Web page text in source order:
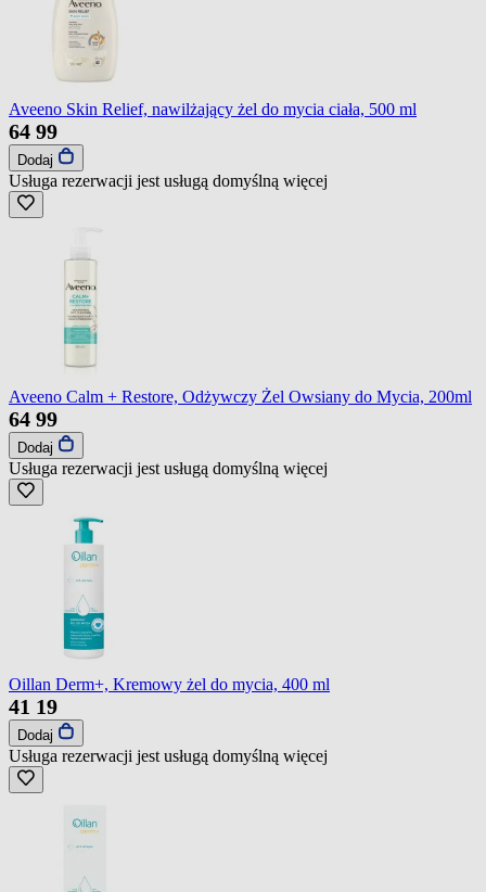
Aveeno Skin Relief, nawilżający żel do mycia ciała, 500 ml
64 99
Dodaj
Usługa rezerwacji jest usługą domyślną więcej
Aveeno Calm + Restore, Odżywczy Żel Owsiany do Mycia, 200ml
64 99
Dodaj
Usługa rezerwacji jest usługą domyślną więcej
Oillan Derm+, Kremowy żel do mycia, 400 ml
41 19
Dodaj
Usługa rezerwacji jest usługą domyślną więcej